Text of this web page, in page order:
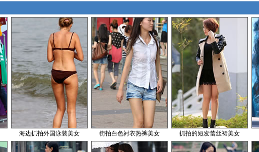
海边抓拍外国泳装美女 街拍白色衬衣热裤美女 抓拍的短发蕾丝裙美女